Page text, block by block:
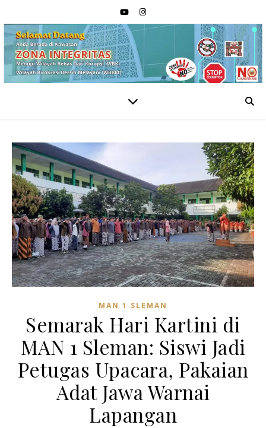
MAN 1 SLEMAN
Semarak Hari Kartini di
MAN 1 Sleman: Siswi Jadi
Petugas Upacara, Pakaian
Adat Jawa Warnai
Lapangan